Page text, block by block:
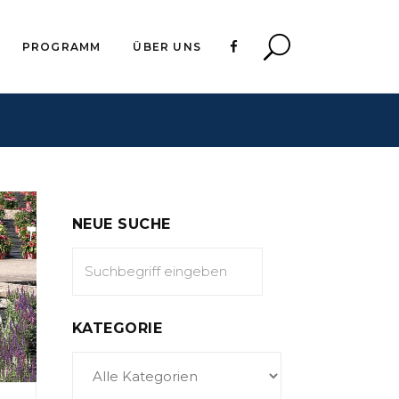
PROGRAMM ÜBER UNS
NEUE SUCHE
KATEGORIE